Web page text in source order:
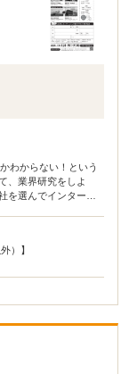
わからない！という
、業界研究をしよ
を選んでインターン
）】